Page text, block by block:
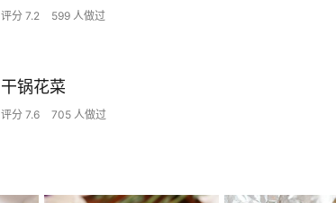
评分 7.2 599 人做过
干锅花菜
评分 7.6 705 人做过